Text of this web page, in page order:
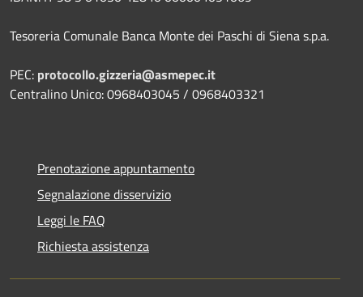
Tesoreria Comunale Banca Monte dei Paschi di Siena s.p.a.
PEC: protocollo.gizzeria@asmepec.it
Centralino Unico: 0968403045 / 0968403321
Prenotazione appuntamento
Segnalazione disservizio
Leggi le FAQ
Richiesta assistenza